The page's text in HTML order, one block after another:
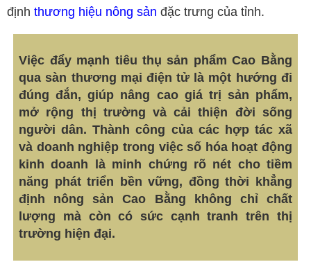
định thương hiệu nông sản đặc trưng của tỉnh.
Việc đẩy mạnh tiêu thụ sản phẩm Cao Bằng
qua sàn thương mại điện tử là một hướng đi
đúng đắn, giúp nâng cao giá trị sản phẩm,
mở rộng thị trường và cải thiện đời sống
người dân. Thành công của các hợp tác xã
và doanh nghiệp trong việc số hóa hoạt động
kinh doanh là minh chứng rõ nét cho tiềm
năng phát triển bền vững, đồng thời khẳng
định nông sản Cao Bằng không chỉ chất
lượng mà còn có sức cạnh tranh trên thị
trường hiện đại.